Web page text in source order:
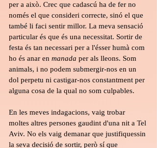
per a això. Crec que cadascú ha de fer no
només el que consideri correcte, sinó el que
també li faci sentir millor. La meva sensació
particular és que és una necessitat. Sortir de
festa és tan necessari per a l'ésser humà com
ho és anar en manada per als lleons. Som
animals, i no podem submergir-nos en un
dol perpetu ni castigar-nos constantment per
alguna cosa de la qual no som culpables.
En les meves indagacions, vaig trobar
moltes altres persones gaudint d'una nit a Tel
Aviv. No els vaig demanar que justifiquessin
la seva decisió de sortir, però sí que